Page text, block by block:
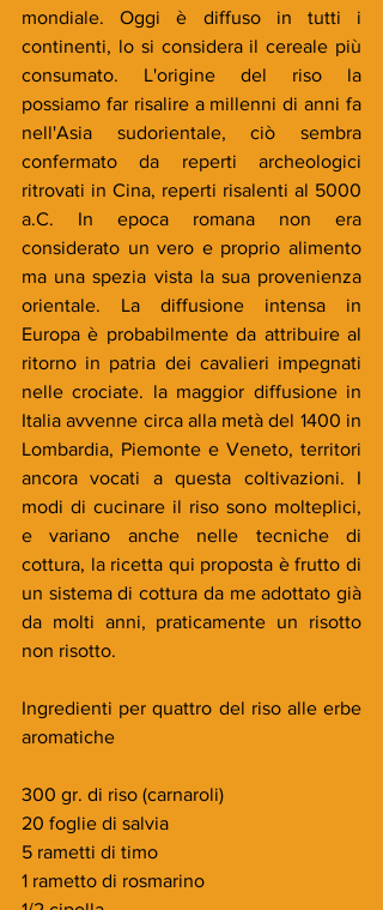
mondiale. Oggi è diffuso in tutti i
continenti, lo si considera il cereale più
consumato. L'origine del riso la
possiamo far risalire a millenni di anni fa
nell'Asia sudorientale, ciò sembra
confermato da reperti archeologici
ritrovati in Cina, reperti risalenti al 5000
a.C. In epoca romana non era
considerato un vero e proprio alimento
ma una spezia vista la sua provenienza
orientale. La diffusione intensa in
Europa è probabilmente da attribuire al
ritorno in patria dei cavalieri impegnati
nelle crociate. la maggior diffusione in
Italia avvenne circa alla metà del 1400 in
Lombardia, Piemonte e Veneto, territori
ancora vocati a questa coltivazioni. I
modi di cucinare il riso sono molteplici,
e variano anche nelle tecniche di
cottura, la ricetta qui proposta è frutto di
un sistema di cottura da me adottato già
da molti anni, praticamente un risotto
non risotto.
Ingredienti per quattro del riso alle erbe
aromatiche
300 gr. di riso (carnaroli)
20 foglie di salvia
5 rametti di timo
1 rametto di rosmarino